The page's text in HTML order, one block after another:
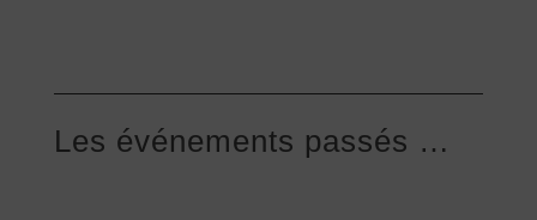
Les événements passés …